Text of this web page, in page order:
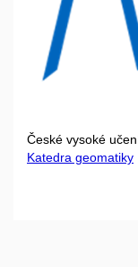
České vysoké
Katedra geomatiky